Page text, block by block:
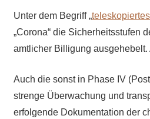
Unter dem Begriff „
„Corona“ die Sicherheitsstufen
amtlicher Billigung ausgehebelt.
Auch die sonst in Phase IV
strenge Überwachung und
erfolgende Dokumentation der